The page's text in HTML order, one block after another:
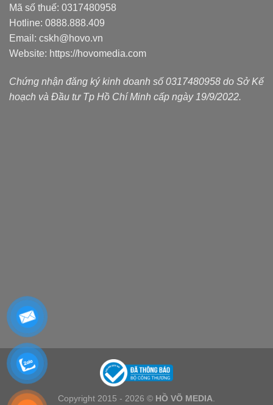
Mã số thuế: 0317480958
Hotline: 0888.888.409
Email: cskh@hovo.vn
Website: https://hovomedia.com
Chứng nhận đăng ký kinh doanh số 0317480958 do Sở Kế
hoạch và Đầu tư Tp Hồ Chí Minh cấp ngày 19/9/2022.
Copyright 2015 - 2026 © HỒ VÕ MEDIA